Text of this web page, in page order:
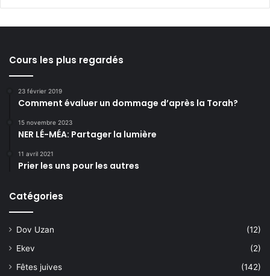
Cours les plus regardés
23 février 2019
Comment évaluer un dommage d’après la Torah?
15 novembre 2023
NER LÉ-MÉA: Partager la lumière
11 avril 2021
Prier les uns pour les autres
Catégories
Dov Uzan
(12)
Ekev
(2)
Fêtes juives
(142)